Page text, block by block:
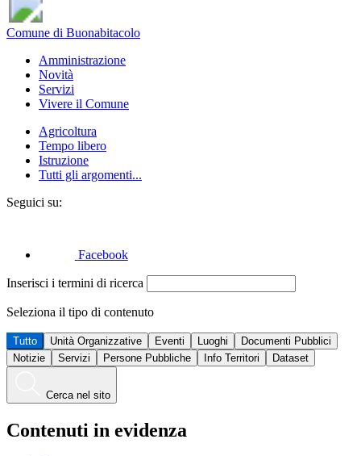
Comune di Buonabitacolo
Amministrazione
Novità
Servizi
Vivere il Comune
Agricoltura
Tempo libero
Istruzione
Tutti gli argomenti...
Seguici su:
Facebook
Inserisci i termini di ricerca
Seleziona il tipo di contenuto
Tutto Unità Organizzative Eventi Luoghi
Documenti Pubblici
Notizie
Servizi Persone Pubbliche Info Territori Dataset
Cerca nel sito
Contenuti in evidenza